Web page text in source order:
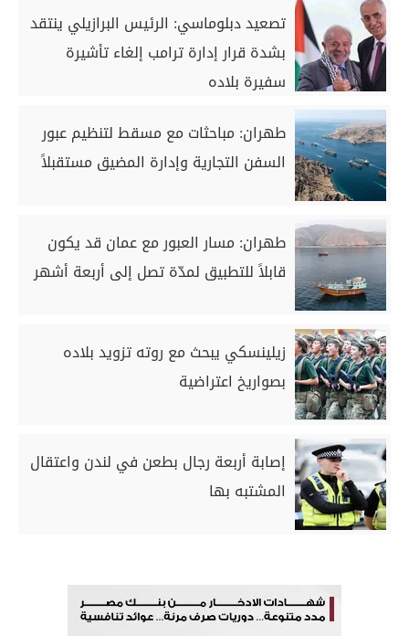
تصعيد دبلوماسي: الرئيس البرازيلي ينتقد
بشدة قرار إدارة ترامب إلغاء تأشيرة
سفيرة بلاده
طهران: مباحثات مع مسقط لتنظيم عبور
السفن التجارية وإدارة المضيق مستقبلاً
طهران: مسار العبور مع عمان قد يكون
قابلاً للتطبيق لمدّة تصل إلى أربعة أشهر
زيلينسكي يبحث مع روته تزويد بلاده
بصواريخ اعتراضية
إصابة أربعة رجال بطعن في لندن واعتقال
المشتبه بها